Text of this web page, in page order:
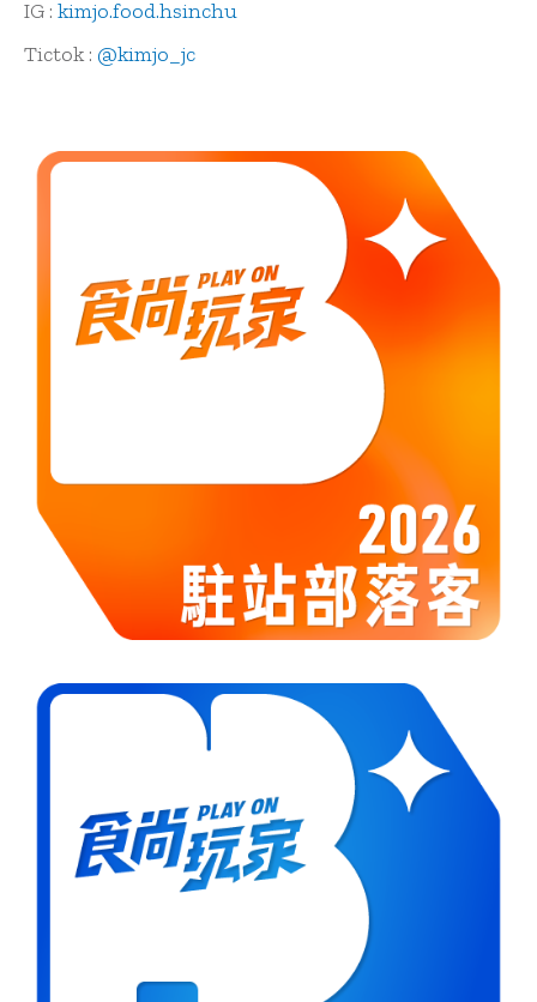
IG : kimjo.food.hsinchu
Tictok : @kimjo_jc